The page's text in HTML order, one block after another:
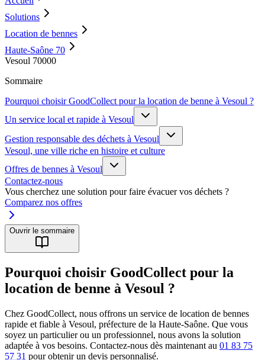
Solutions
Location de bennes
Haute-Saône 70
Vesoul 70000
Sommaire
Pourquoi choisir GoodCollect pour la location de benne à Vesoul ?
Un service local et rapide à Vesoul
Gestion responsable des déchets à Vesoul
Vesoul, une ville riche en histoire et culture
Offres de bennes à Vesoul
Contactez-nous
Vous cherchez une solution pour faire évacuer vos déchets ?
Comparez nos offres
Ouvrir le sommaire
Pourquoi choisir GoodCollect pour la
location de benne à Vesoul ?
Chez GoodCollect, nous offrons un service de location de bennes
rapide et fiable à Vesoul, préfecture de la Haute-Saône. Que vous
soyez un particulier ou un professionnel, nous avons la solution
adaptée à vos besoins. Contactez-nous dès maintenant au 01 83 75
57 31 pour obtenir un devis personnalisé.